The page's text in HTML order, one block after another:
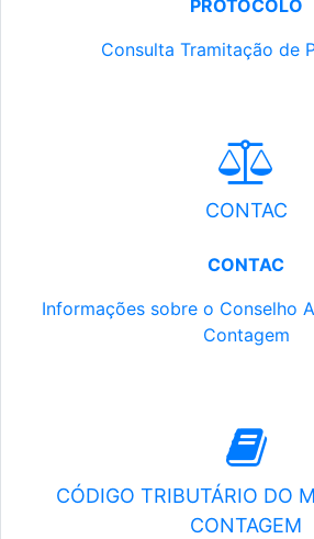
PROTOCOLO
Consulta Tramitação de
CONTAC
CONTAC
Informações sobre o Conselho
Contagem
CÓDIGO TRIBUTÁRIO DO
CONTAGEM